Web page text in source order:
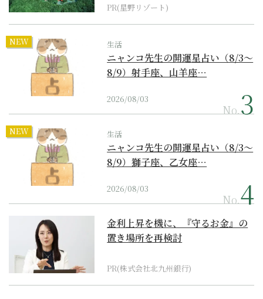
PR(星野リゾート)
NEW 生活
ニャンコ先生の開運星占い（8/3～
8/9）射手座、山羊座…
2026/08/03
No.
NEW 生活
ニャンコ先生の開運星占い（8/3～
8/9）獅子座、乙女座…
2026/08/03
No.
金利上昇を機に、『守るお金』の
置き場所を再検討
PR(株式会社北九州銀行)